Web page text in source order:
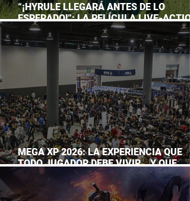
“¡HYRULE LLEGARÁ ANTES DE LO
ESPERADO!”: LA PELÍCULA LIVE-
DE THE LEGEND OF ZELDA ADELANTA
ESTRENO
MEGA XP 2026: LA EXPERIENCIA QUE
TODO JUGADOR DEBE VIVIR… Y QUE
AHORA PUEDES DISFRUTAR A TU RITMO